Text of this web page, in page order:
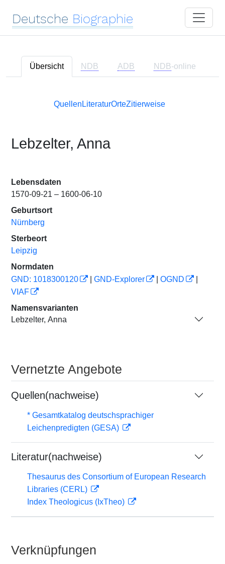
Deutsche Biographie
Übersicht NDB ADB NDB-online
Quellen LiteraturOrteZitierweise
Lebzelter, Anna
Lebensdaten
1570-09-21 – 1600-06-10
Geburtsort
Nürnberg
Sterbeort
Leipzig
Normdaten
GND: 1018300120
GND-Explorer OGND
VIAF
Namensvarianten
Lebzelter, Anna
Vernetzte Angebote
Quellen(nachweise)
* Gesamtkatalog deutschsprachiger
Leichenpredigten (GESA)
Literatur(nachweise)
Thesaurus des Consortium of European Research
Libraries (CERL)
Index Theologicus (IxTheo)
Verknüpfungen